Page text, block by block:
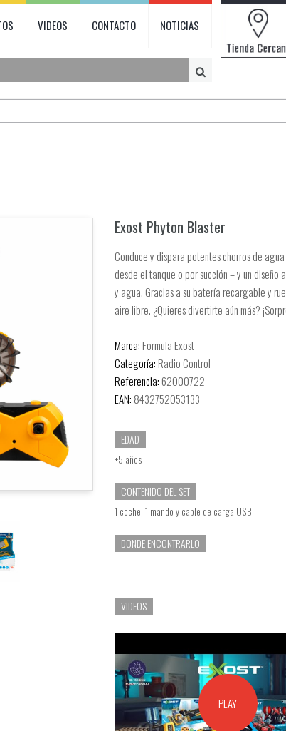
VIDEOS CONTACTO NOTICIAS
Exost Phyton Blaster
Conduce y dispara potentes chorros de
desde el tanque o por succión – y un
y agua. Gracias a su batería recargable y
aire libre. ¿Quieres divertirte aún más?
Marca: Formula Exost
Categoría: Radio Control
Referencia: 62000722
EAN: 8432752053133
EDAD
+5 años
CONTENIDO DEL SET
1 coche, 1 mando y cable de carga USB
DONDE ENCONTRARLO
VIDEOS
PLAY